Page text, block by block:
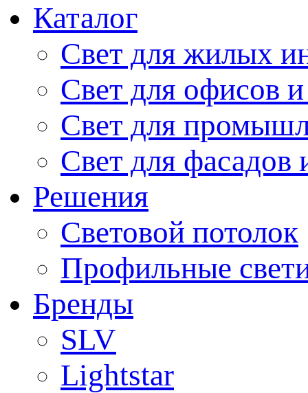
Каталог
Свет для жилых
Свет для офисов
Свет для
Свет для фасадов
Решения
Световой потолок
Профильные
Бренды
SLV
Lightstar